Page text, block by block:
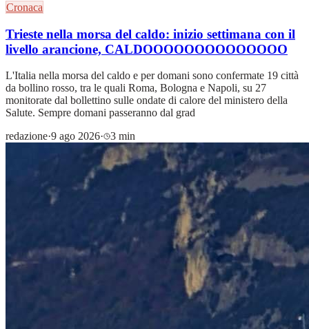
Cronaca
Trieste nella morsa del caldo: inizio settimana con il
livello arancione, CALDOOOOOOOOOOOOOO
L'Italia nella morsa del caldo e per domani sono confermate 19 città
da bollino rosso, tra le quali Roma, Bologna e Napoli, su 27
monitorate dal bollettino sulle ondate di calore del ministero della
Salute. Sempre domani passeranno dal grad
redazione·9 ago 2026· 3 min